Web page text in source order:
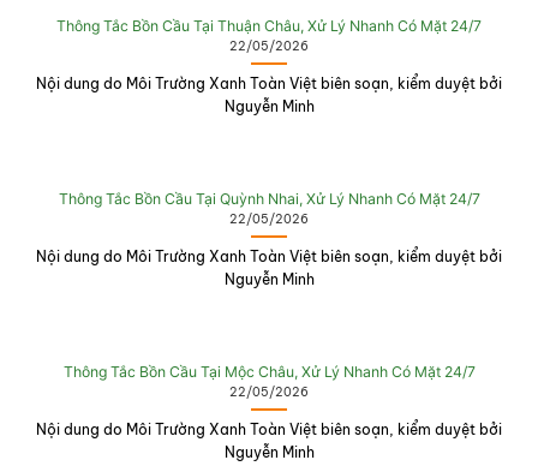
Thông Tắc Bồn Cầu Tại Thuận Châu, Xử Lý Nhanh Có Mặt 24/7
22/05/2026
Nội dung do Môi Trường Xanh Toàn Việt biên soạn, kiểm duyệt bởi
Nguyễn Minh
Thông Tắc Bồn Cầu Tại Quỳnh Nhai, Xử Lý Nhanh Có Mặt 24/7
22/05/2026
Nội dung do Môi Trường Xanh Toàn Việt biên soạn, kiểm duyệt bởi
Nguyễn Minh
Thông Tắc Bồn Cầu Tại Mộc Châu, Xử Lý Nhanh Có Mặt 24/7
22/05/2026
Nội dung do Môi Trường Xanh Toàn Việt biên soạn, kiểm duyệt bởi
Nguyễn Minh